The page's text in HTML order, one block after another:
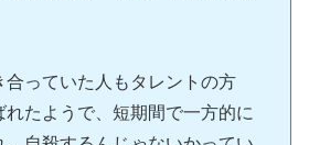
合っていた人もタレントの方
れたようで、短期間で一方的に